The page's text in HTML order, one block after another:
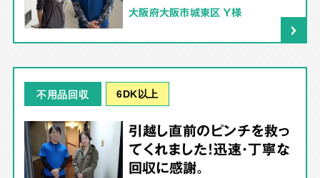
大阪府大阪市城東区 Y様
不用品回収 6DK以上
引越し直前のピンチを救っ
てくれました！迅速・丁寧な
回収に感謝。